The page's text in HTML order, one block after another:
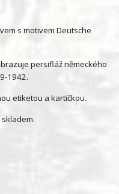
s motivem Deutsche
persifláž německého
1942.
etiketou a kartičkou.
skladem.